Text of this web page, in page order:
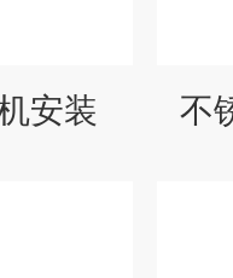
安装 不